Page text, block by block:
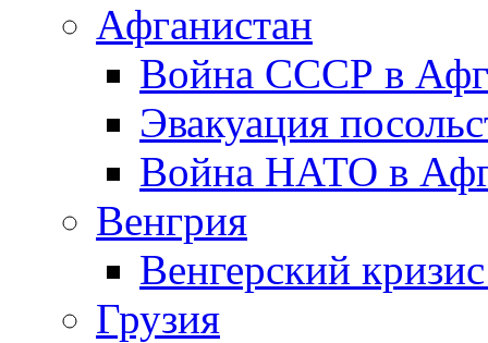
Афганистан
Война СССР в
Эвакуация
Война НАТО в
Венгрия
Венгерский
Грузия